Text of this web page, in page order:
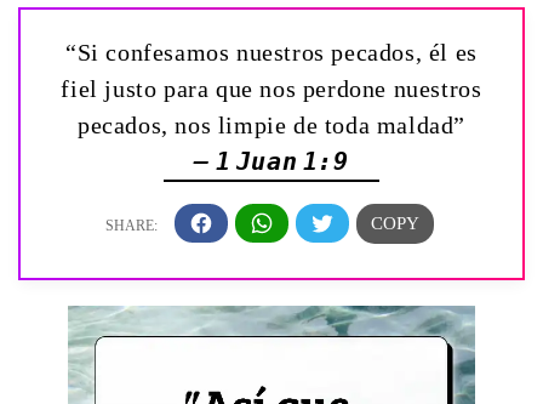
“Si confesamos nuestros pecados, él es
fiel justo para que nos perdone nuestros
pecados, nos limpie de toda maldad”
— 1 Juan 1:9